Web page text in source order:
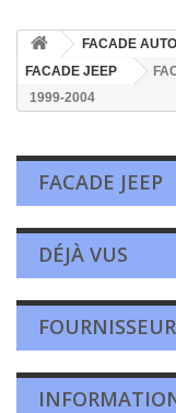
FACADE
FACADE JEEP
1999-2004
FACADE JEEP
DÉJÀ VUS